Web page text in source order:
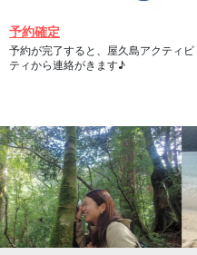
予約確定
予約が完了すると、屋久島アクティビ
ティから連絡がきます♪